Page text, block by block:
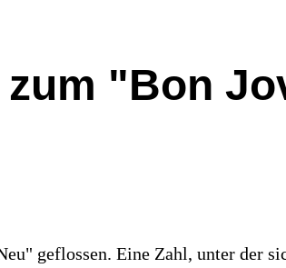
"Bon
geflossen. Eine Zahl, unter der